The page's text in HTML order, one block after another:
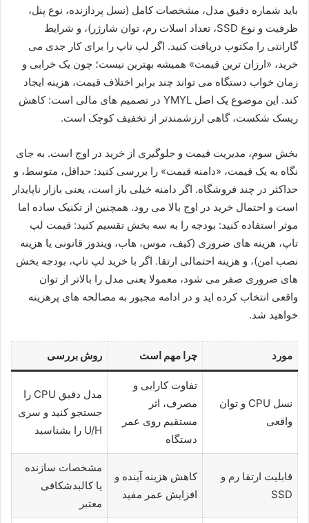
باید شماره دقیق مدل، مشخصات کامل (نسل پردازنده، نوع پنل،
ظرفیت و نوع SSD، تعداد اسلات رم، توان شارژر)، و شرایط
گارانتی را مکتوب دریافت کنید. اگر لپ تاپ را برای کار جدی می
خرید، «ارزان ترین قیمت» همیشه بهترین نیست؛ چون یک خرابی و
زمان خواب دستگاه می تواند چند برابر اختلاف قیمت، هزینه ایجاد
کند. این موضوع یک اصل YMYL در تصمیم های مالی است: کاهش
ریسک شکست، گاهی ارزشمندتر از تخفیف کوچک است.
بخش سوم، مدیریت قیمت و جلوگیری از خرید در اوج است. به جای
نگاه به یک قیمت، «دامنه قیمت» را بررسی کنید: حداقل، متوسط، و
حداکثر در چند فروشگاه. اگر دامنه خیلی باز است، یعنی بازار ناپایدار
است و احتمال خرید در اوج بالا می رود. همچنین از تکنیک ساده اما
موثر استفاده کنید: بودجه را به سه بخش تقسیم کنید: قیمت لپ
تاپ، هزینه های ضروری (کیف، موس، هاب، ویندوز قانونی یا هزینه
نصب امن)، و هزینه احتمالی ارتقا. اگر با خرید لپ تاپ، بودجه بخش
های ضروری صفر می شود، معمولا یعنی مدل را بالاتر از توان
واقعی انتخاب کرده اید و در ادامه مجبور به مصالحه های پرهزینه
خواهید شد.
مورد چرا مهم است روش بررسی
نسل CPU و توان
واقعی
تفاوت کارایی و
مصرف، اثر
مستقیم روی عمر
دستگاه
مدل دقیق CPU را
جستجو کنید و سری
U/H را بشناسید
قابلیت ارتقا رم و
SSD
کاهش هزینه آینده و
افزایش عمر مفید
مشخصات سازنده
یا کالبدشکافی
معتبر